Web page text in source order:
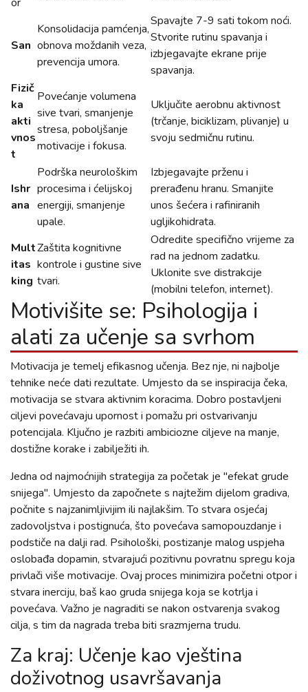
San
Konsolidacija pamćenja,
obnova moždanih veza,
prevencija umora.
Spavajte 7-9 sati tokom noći.
Stvorite rutinu spavanja i
izbjegavajte ekrane prije
spavanja.
Fizič
ka
akti
vnos
t
Povećanje volumena
sive tvari, smanjenje
stresa, poboljšanje
motivacije i fokusa.
Uključite aerobnu aktivnost
(trčanje, biciklizam, plivanje) u
svoju sedmičnu rutinu.
Ishr
ana
Podrška neurološkim
procesima i ćelijskoj
energiji, smanjenje
upale.
Izbjegavajte prženu i
prerađenu hranu. Smanjite
unos šećera i rafiniranih
ugljikohidrata.
Mult
itas
king
Zaštita kognitivne
kontrole i gustine sive
tvari.
Odredite specifično vrijeme za
rad na jednom zadatku.
Uklonite sve distrakcije
(mobilni telefon, internet).
Motivišite se: Psihologija i
alati za učenje sa svrhom
Motivacija je temelj efikasnog učenja. Bez nje, ni najbolje
tehnike neće dati rezultate. Umjesto da se inspiracija čeka,
motivacija se stvara aktivnim koracima. Dobro postavljeni
ciljevi povećavaju upornost i pomažu pri ostvarivanju
potencijala. Ključno je razbiti ambiciozne ciljeve na manje,
dostižne korake i zabilježiti ih.
Jedna od najmoćnijih strategija za početak je "efekat grude
snijega". Umjesto da započnete s najtežim dijelom gradiva,
počnite s najzanimljivijim ili najlakšim. To stvara osjećaj
zadovoljstva i postignuća, što povećava samopouzdanje i
podstiče na dalji rad. Psihološki, postizanje malog uspjeha
oslobađa dopamin, stvarajući pozitivnu povratnu spregu koja
privlači više motivacije. Ovaj proces minimizira početni otpor i
stvara inerciju, baš kao gruda snijega koja se kotrlja i
povećava. Važno je nagraditi se nakon ostvarenja svakog
cilja, s tim da nagrada treba biti srazmjerna trudu.
Za kraj: Učenje kao vještina
doživotnog usavršavanja